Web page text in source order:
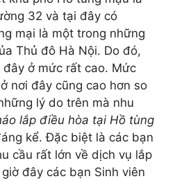
32 và tại đây có
mại là một trong những
Thủ đô Hà Nội. Do đó,
ở mức rất cao. Mức
nơi đây cũng cao hơn so
lý do trên mà nhu
lắp điều hòa tại Hồ tùng
kể. Đặc biệt là các bạn
cầu rất lớn về dịch vụ lắp
đây các bạn Sinh viên